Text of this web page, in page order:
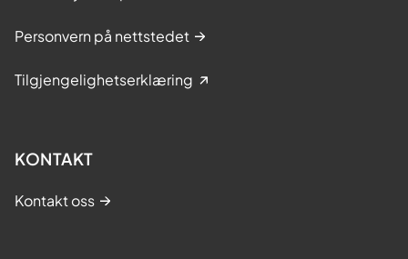
Personvern på nettstedet
Tilgjengelighetserklæring
KONTAKT
Kontakt oss